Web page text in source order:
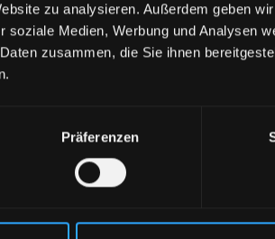
zu analysieren. Außerdem geben
soziale Medien, Werbung und Analysen
zusammen, die Sie ihnen
Präferenzen